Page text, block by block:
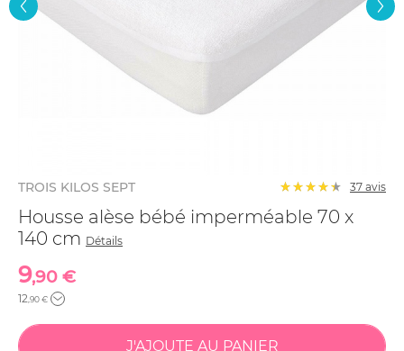
TROIS KILOS SEPT 37 avis
Housse alèse bébé imperméable 70 x
140 cm Détails
9,90 €
12,90 €